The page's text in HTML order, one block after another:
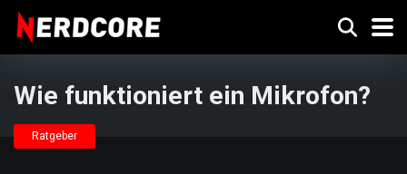
Wie funktioniert ein Mikrofon?
Ratgeber